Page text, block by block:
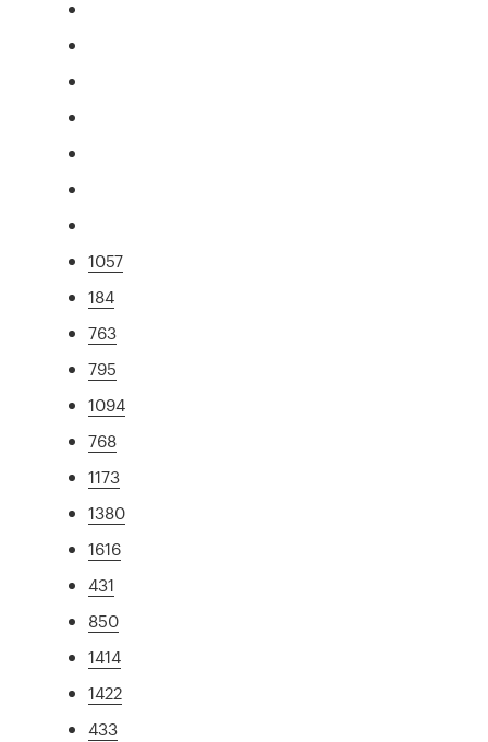
1057
184
763
795
1094
768
1173
1380
1616
431
850
1414
1422
433